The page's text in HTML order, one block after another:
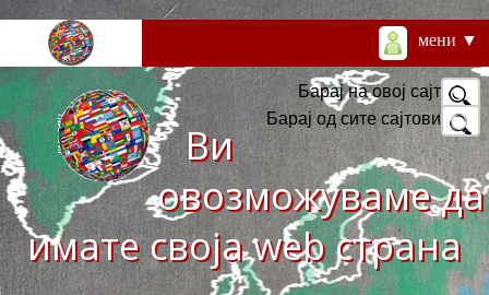
мени ▼
Барај на овој сајт
Барај од сите сајтови
Ви
овозможуваме да
имате своја web страна